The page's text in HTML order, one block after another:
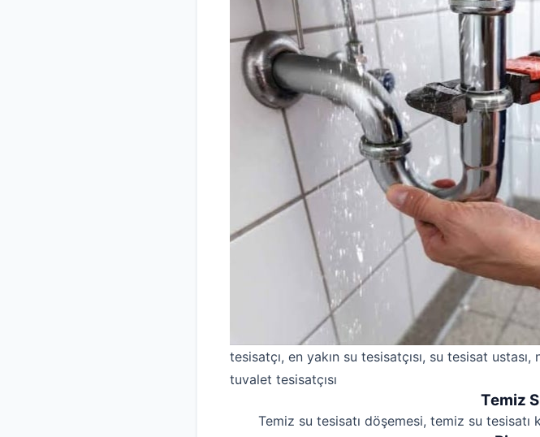
tesisatçı, en yakın su tesisatçısı, su tesisat
tuvalet tesisatçısı
Temiz
Temiz su tesisatı döşemesi, temiz su tesisatı